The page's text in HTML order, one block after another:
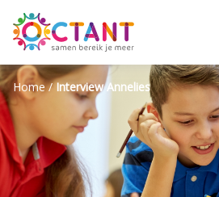
Home/Interview Annelies